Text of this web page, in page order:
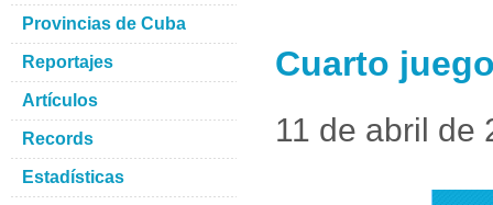
Cuarto
11 de abril de
Provincias de Cuba
Reportajes
Artículos
Records
Estadísticas